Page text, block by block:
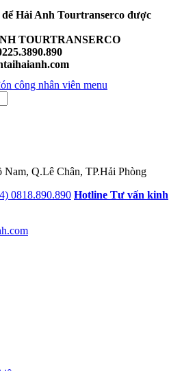
Hải Anh Tourtranserco được
TOURTRANSERCO
Nam, Q.Lê Chân, TP.Hải Phòng
0818.890.890 Hotline Tư vấn kinh